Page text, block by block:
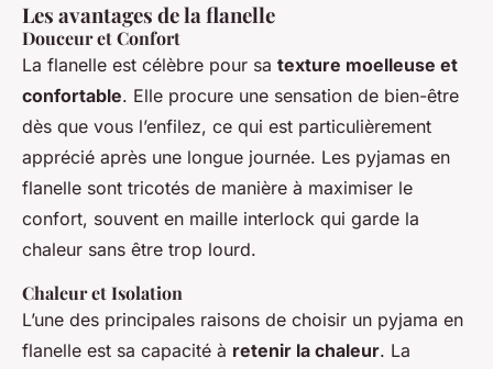
Les avantages de la flanelle
Douceur et Confort
La flanelle est célèbre pour sa texture moelleuse et
confortable. Elle procure une sensation de bien-être
dès que vous l’enfilez, ce qui est particulièrement
apprécié après une longue journée. Les pyjamas en
flanelle sont tricotés de manière à maximiser le
confort, souvent en maille interlock qui garde la
chaleur sans être trop lourd.
Chaleur et Isolation
L’une des principales raisons de choisir un pyjama en
flanelle est sa capacité à retenir la chaleur. La